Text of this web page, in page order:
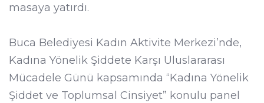
masaya yatırdı.
Buca Belediyesi Kadın Aktivite Merkezi’nde,
Kadına Yönelik Şiddete Karşı Uluslararası
Mücadele Günü kapsamında “Kadına Yönelik
Şiddet ve Toplumsal Cinsiyet” konulu panel